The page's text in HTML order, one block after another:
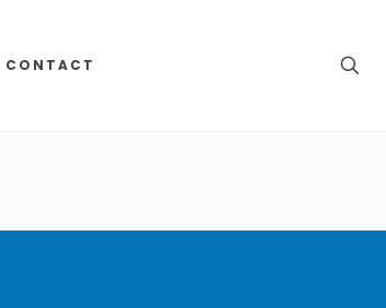
CONTACT